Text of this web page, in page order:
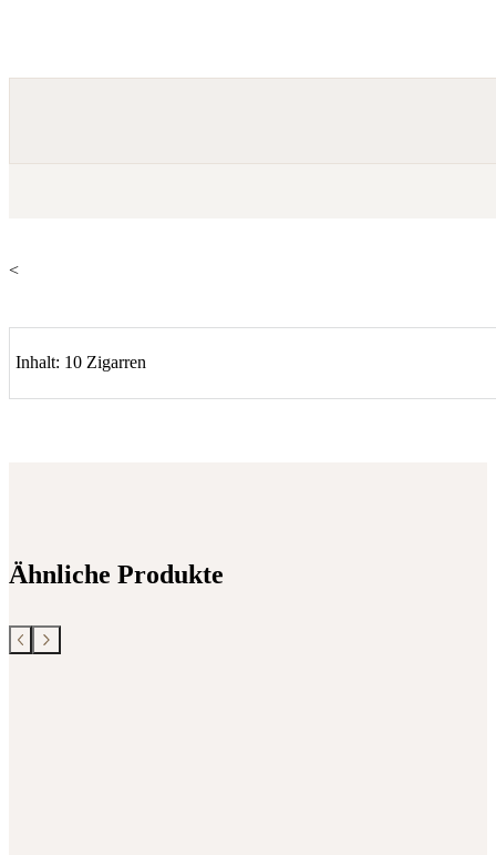
<
Inhalt: 10 Zigarren
Ähnliche Produkte